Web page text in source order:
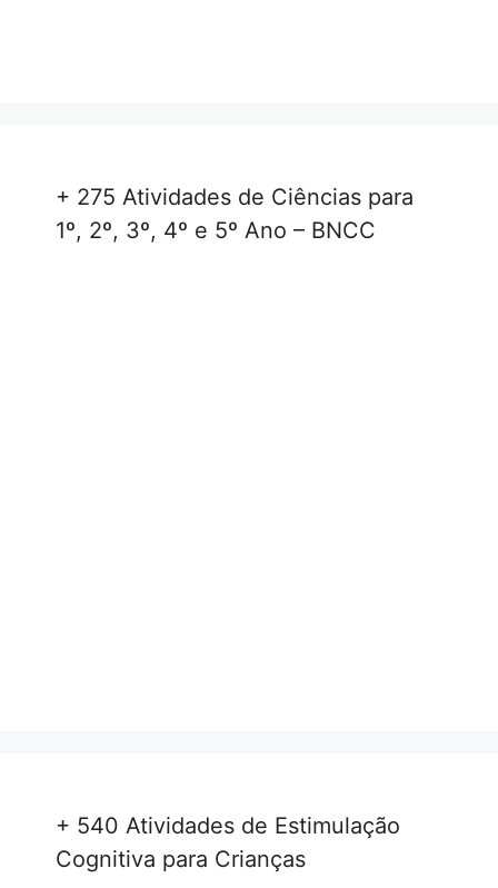
+ 275 Atividades de Ciências para
1º, 2º, 3º, 4º e 5º Ano – BNCC
+ 540 Atividades de Estimulação
Cognitiva para Crianças